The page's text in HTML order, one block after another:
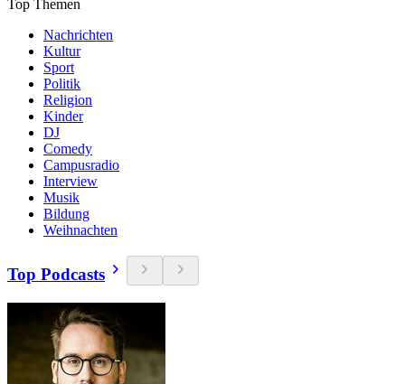
Top Themen
Nachrichten
Kultur
Sport
Politik
Religion
Kinder
DJ
Comedy
Campusradio
Interview
Musik
Bildung
Weihnachten
Top Podcasts